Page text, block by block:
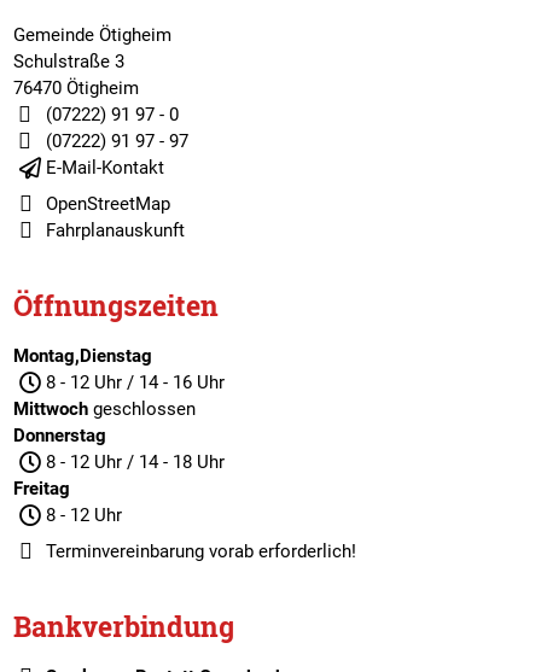
Gemeinde Ötigheim
Schulstraße 3
76470 Ötigheim
(07222) 91 97 - 0
(07222) 91 97 - 97
E-Mail-Kontakt
OpenStreetMap
Fahrplanauskunft
Öffnungszeiten
Montag,Dienstag
8 - 12 Uhr / 14 - 16 Uhr
Mittwochgeschlossen
Donnerstag
8 - 12 Uhr / 14 - 18 Uhr
Freitag
8 - 12 Uhr
Terminvereinbarungvorab erforderlich!
Bankverbindung